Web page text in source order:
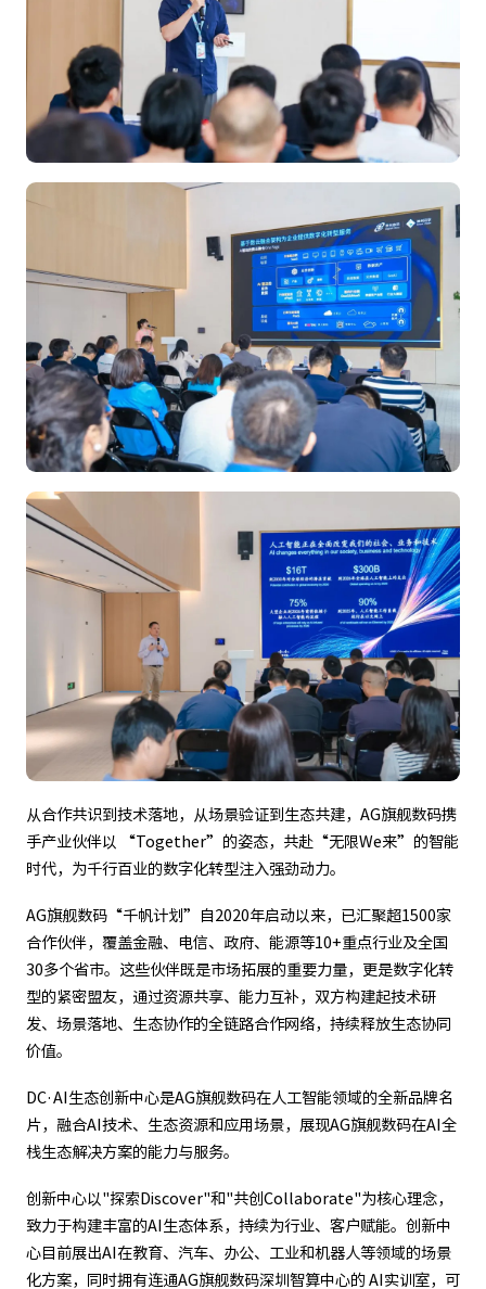
从合作共识到技术落地，从场景验证到生态共建，AG旗舰数码携
手产业伙伴以 “Together”的姿态，共赴“无限We来”的智能
时代，为千行百业的数字化转型注入强劲动力。
AG旗舰数码“千帆计划”自2020年启动以来，已汇聚超1500家
合作伙伴，覆盖金融、电信、政府、能源等10+重点行业及全国
30多个省市。这些伙伴既是市场拓展的重要力量，更是数字化转
型的紧密盟友，通过资源共享、能力互补，双方构建起技术研
发、场景落地、生态协作的全链路合作网络，持续释放生态协同
价值。
DC·AI生态创新中心是AG旗舰数码在人工智能领域的全新品牌名
片，融合AI技术、生态资源和应用场景，展现AG旗舰数码在AI全
栈生态解决方案的能力与服务。
创新中心以"探索Discover"和"共创Collaborate"为核心理念，
致力于构建丰富的AI生态体系，持续为行业、客户赋能。创新中
心目前展出AI在教育、汽车、办公、工业和机器人等领域的场景
化方案，同时拥有连通AG旗舰数码深圳智算中心的 AI实训室，可